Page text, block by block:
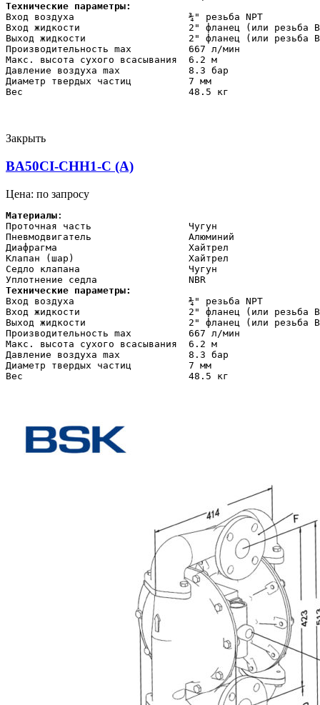
Технические параметры:
Вход воздуха                    ¾" резьба NPT
Вход жидкости                   2" фланец (или резьба
Выход жидкости                  2" фланец (или резьба
Производительность max          667 л/мин
Макс. высота сухого всасывания  6.2 м
Давление воздуха max            8.3 бар
Диаметр твердых частиц          7 мм
Вес                             48.5 кг
Закрыть
BA50CI-CHH1-C (A)
Цена: по запросу
Материалы :
Проточная часть                 Чугун
Пневмодвигатель                 Алюминий
Диафрагма                       Хайтрел
Клапан (шар)                    Хайтрел
Седло клапана                   Чугун
Технические параметры:
Вход воздуха                    ¾" резьба NPT
Вход жидкости                   2" фланец (или резьба
Выход жидкости                  2" фланец (или резьба
Производительность max          667 л/мин
Макс. высота сухого всасывания  6.2 м
Давление воздуха max            8.3 бар
Диаметр твердых частиц          7 мм
Вес                             48.5 кг